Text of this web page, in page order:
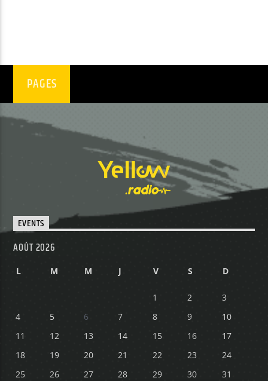
PAGES
EVENTS
AOÛT 2026
L M M J V S D
1 2
3
4
5 6 7 8 9
10
11
12 13 14 15 16
17
18
19 20 21 22 23
24
25
26 27 28 29 30 31